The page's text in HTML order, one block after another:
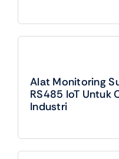
Alat Monitoring
RS485 IoT Untuk
Industri